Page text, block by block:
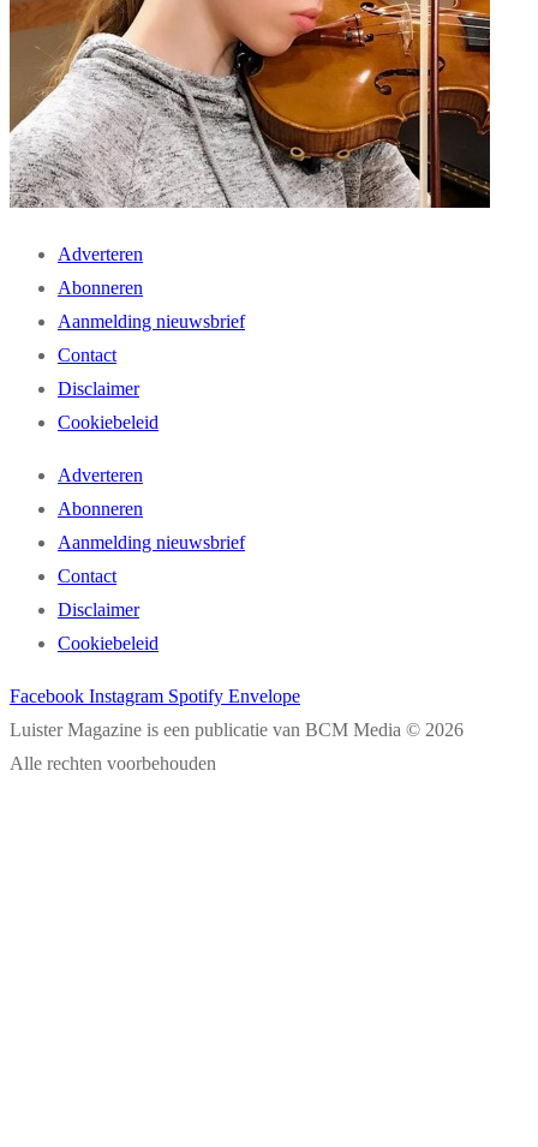
Adverteren
Abonneren
Aanmelding nieuwsbrief
Contact
Disclaimer
Cookiebeleid
Adverteren
Abonneren
Aanmelding nieuwsbrief
Contact
Disclaimer
Cookiebeleid
Facebook Instagram Spotify Envelope
Luister Magazine is een publicatie van BCM Media © 2026
Alle rechten voorbehouden